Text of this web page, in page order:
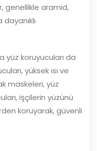
genellikle aramid,
yüz koruyucuları da
yüksek ısı ve
maskeleri, yüz
işçilerin yüzünü
koruyarak, güvenli